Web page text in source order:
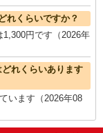
れくらいですか？
円です（2026年
れくらいあります
います（2026年08